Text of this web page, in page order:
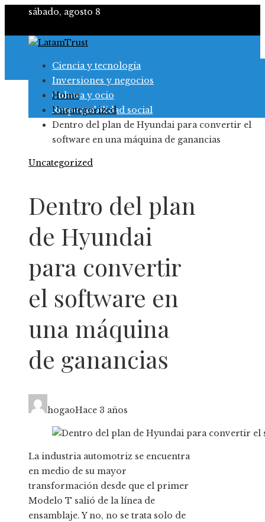
sábado, agosto 8
Ciencia y tecnología
Inversiones y negocios
Cultura y ocio
Responsabilidad social
Home
Uncategorized
Dentro del plan de Hyundai para convertir el
software en una máquina de ganancias
Uncategorized
Dentro del plan
de Hyundai
para convertir
el software en
una máquina
de ganancias
hogaoHace 3 años
La industria automotriz se encuentra
en medio de su mayor
transformación desde que el primer
Modelo T salió de la línea de
ensamblaje. Y no, no se trata solo de